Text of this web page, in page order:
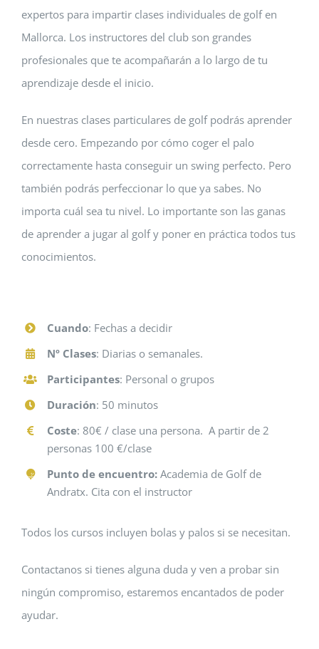
expertos para impartir clases individuales de golf en
Mallorca. Los instructores del club son grandes
profesionales que te acompañarán a lo largo de tu
aprendizaje desde el inicio.
En nuestras clases particulares de golf podrás aprender
desde cero. Empezando por cómo coger el palo
correctamente hasta conseguir un swing perfecto. Pero
también podrás perfeccionar lo que ya sabes. No
importa cuál sea tu nivel. Lo importante son las ganas
de aprender a jugar al golf y poner en práctica todos tus
conocimientos.
Cuando: Fechas a decidir
Nº Clases: Diarias o semanales.
Participantes: Personal o grupos
Duración: 50 minutos
Coste: 80€ / clase una persona. A partir de 2
personas 100 €/clase
Punto de encuentro: Academia de Golf de
Andratx. Cita con el instructor
Todos los cursos incluyen bolas y palos si se necesitan.
Contactanos si tienes alguna duda y ven a probar sin
ningún compromiso, estaremos encantados de poder
ayudar.